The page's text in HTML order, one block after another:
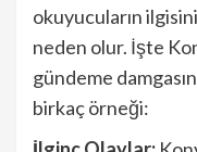
okuyucuların
neden olur. İşte
gündeme
birkaç örneği: